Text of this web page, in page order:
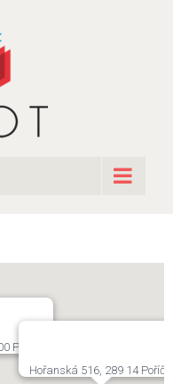
Praha 9
Hořanská 516, 289 14